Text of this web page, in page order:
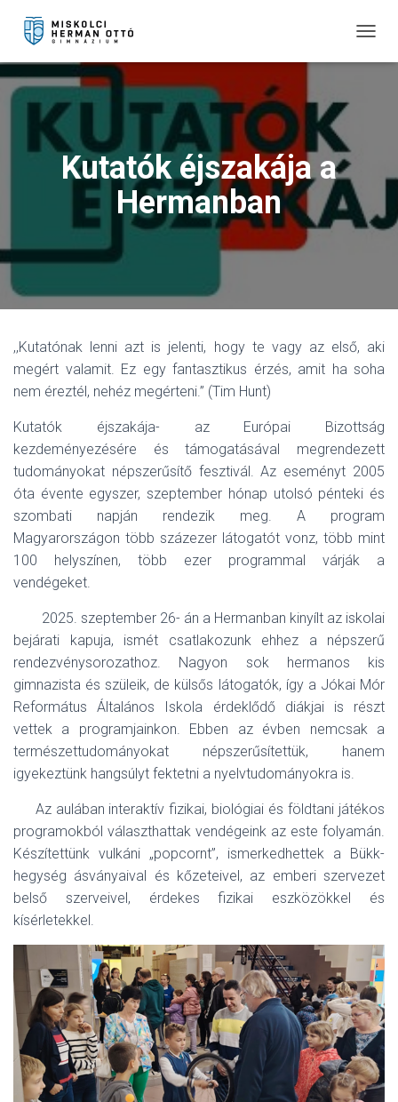
O
A
Kutatók éjszakája a
Hermanban
,,Kutatónak lenni azt is jelenti, hogy te vagy az első, aki
megért valamit. Ez egy fantasztikus érzés, amit ha soha
nem éreztél, nehéz megérteni.” (Tim Hunt)
Kutatók éjszakája- az Európai Bizottság
kezdeményezésére és támogatásával megrendezett
tudományokat népszerűsítő fesztivál. Az eseményt 2005
óta évente egyszer, szeptember hónap utolsó pénteki és
szombati napján rendezik meg. A program
Magyarországon több százezer látogatót vonz, több mint
100 helyszínen, több ezer programmal várják a
vendégeket.
2025. szeptember 26- án a Hermanban kinyílt az iskolai
bejárati kapuja, ismét csatlakozunk ehhez a népszerű
rendezvénysorozathoz. Nagyon sok hermanos kis
gimnazista és szüleik, de külsős látogatók, így a Jókai Mór
Református Általános Iskola érdeklődő diákjai is részt
vettek a programjainkon. Ebben az évben nemcsak a
természettudományokat népszerűsítettük, hanem
igyekeztünk hangsúlyt fektetni a nyelvtudományokra is.
Az aulában interaktív fizikai, biológiai és földtani játékos
programokból választhattak vendégeink az este folyamán.
Készítettünk vulkáni „popcornt”, ismerkedhettek a Bükk-
hegység ásványaival és kőzeteivel, az emberi szervezet
belső szerveivel, érdekes fizikai eszközökkel és
kísérletekkel.